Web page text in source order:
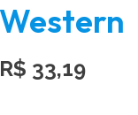
Western
R$ 33,19